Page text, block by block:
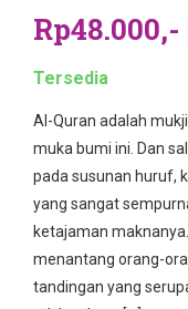
Rp48.000,-
Tersedia
Al-Quran adalah
muka bumi ini. Dan
pada susunan huruf,
yang sangat
ketajaman
menantang orang-
tandingan yang